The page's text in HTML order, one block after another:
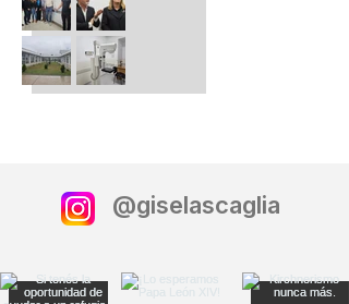
@giselascaglia